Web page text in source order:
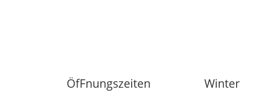
ÖfFnungszeiten Winter